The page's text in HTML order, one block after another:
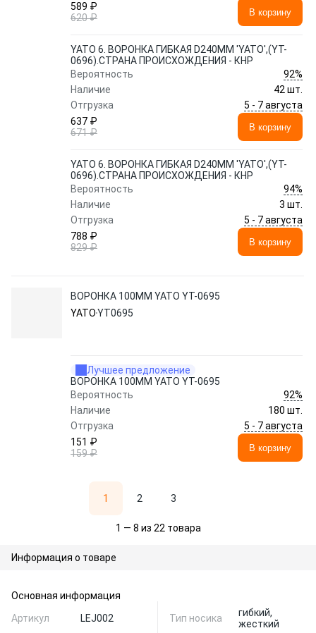
589 ₽
620 ₽
В корзину
YATO 6. ВОРОНКА ГИБКАЯ D240ММ 'YATO',(YT-
0696).СТРАНА ПРОИСХОЖДЕНИЯ - КНР
Вероятность
92%
Наличие
42 шт.
Отгрузка
5 - 7 августа
637 ₽
671 ₽
В корзину
YATO 6. ВОРОНКА ГИБКАЯ D240ММ 'YATO',(YT-
0696).СТРАНА ПРОИСХОЖДЕНИЯ - КНР
Вероятность
94%
Наличие
3 шт.
Отгрузка
5 - 7 августа
788 ₽
829 ₽
В корзину
ВОРОНКА 100ММ YATO YT-0695
YATOYT0695
Лучшее предложение
ВОРОНКА 100ММ YATO YT-0695
Вероятность
92%
Наличие
180 шт.
Отгрузка
5 - 7 августа
151 ₽
159 ₽
В корзину
1 2 3
1 — 8 из 22 товара
Информация о товаре
Основная информация
Артикул
LEJ002 Тип носика
гибкий,
жесткий